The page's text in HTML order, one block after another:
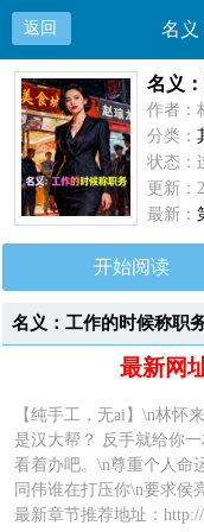
返回 名义
名义
作者：
分类：
状态：
更新：
最新：
开始阅读
名义：工作的时候称职
最新网
【纯手工，无ai】\n林怀
是汉大帮？ 反手就给你
看着办吧。\n尊重个人命
同伟谁在打压你\n要求
最新章节推荐地址：